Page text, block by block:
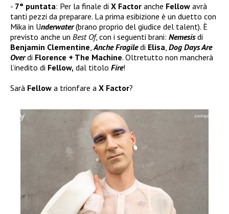
7° puntata: Per la finale di X Factor anche Fellow avrà
tanti pezzi da preparare. La prima esibizione è un duetto con
Mika in Underwater(brano proprio del giudice del talent). È
previsto anche un Best Of, con i seguenti brani: Nemesisdi
Benjamin Clementine Anche Fragiledi Elisa Dog Days Are
Overdi Florence + The Machine. Oltretutto non mancherà
l’inedito di Fellow, dal titolo Fire!
Sarà Fellow a trionfare a X Factor?